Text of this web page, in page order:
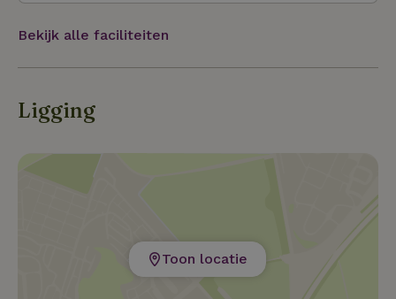
Bekijk alle faciliteiten
Ligging
Toon locatie